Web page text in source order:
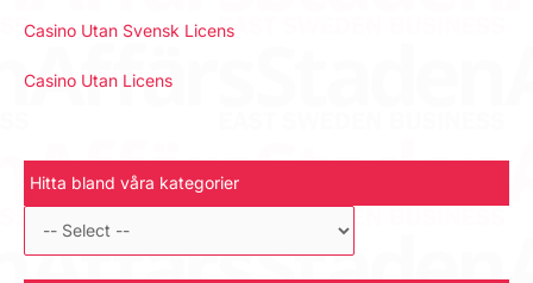
Casino Utan Svensk Licens
Casino Utan Licens
Hitta bland våra kategorier